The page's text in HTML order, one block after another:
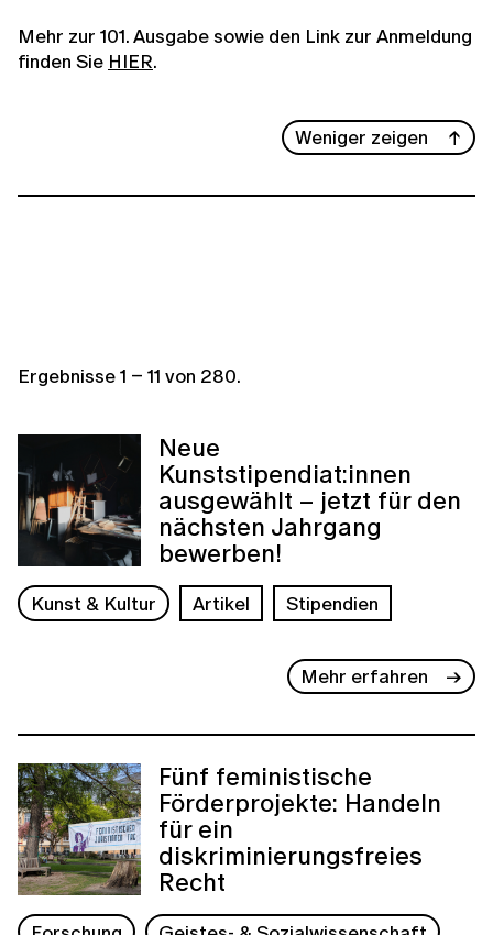
Mehr zur 101. Ausgabe sowie den Link zur Anmeldung
finden Sie HIER.
Weniger zeigen
Ergebnisse1 – 11 von 280.
Neue
Kunststipendiat:innen
ausgewählt – jetzt für den
nächsten Jahrgang
bewerben!
Kunst & Kultur Artikel Stipendien
Mehr erfahren
Fünf feministische
Förderprojekte: Handeln
für ein
diskriminierungsfreies
Recht